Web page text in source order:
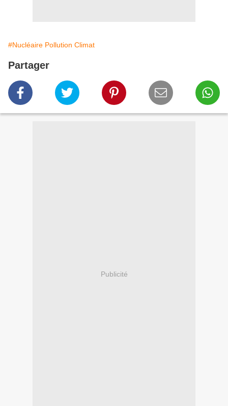
#Nucléaire Pollution Climat
Partager
Publicité